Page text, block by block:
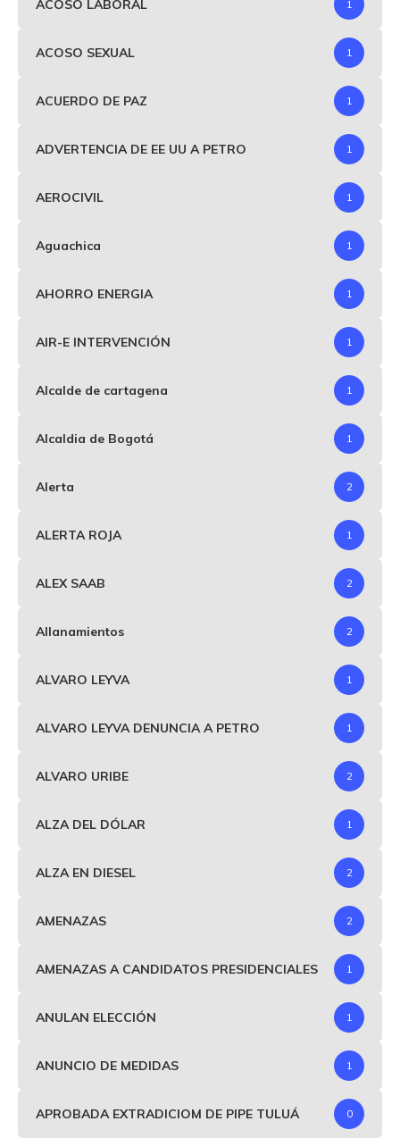
ACOSO LABORAL 1
ACOSO SEXUAL 1
ACUERDO DE PAZ 1
ADVERTENCIA DE EE UU A PETRO 1
AEROCIVIL 1
Aguachica 1
AHORRO ENERGIA 1
AIR-E INTERVENCIÓN 1
Alcalde de cartagena 1
Alcaldia de Bogotá 1
Alerta 2
ALERTA ROJA 1
ALEX SAAB 2
Allanamientos 2
ALVARO LEYVA 1
ALVARO LEYVA DENUNCIA A PETRO 1
ALVARO URIBE 2
ALZA DEL DÓLAR 1
ALZA EN DIESEL 2
AMENAZAS 2
AMENAZAS A CANDIDATOS PRESIDENCIALES 1
ANULAN ELECCIÓN 1
ANUNCIO DE MEDIDAS 1
APROBADA EXTRADICIOM DE PIPE TULUÁ 0